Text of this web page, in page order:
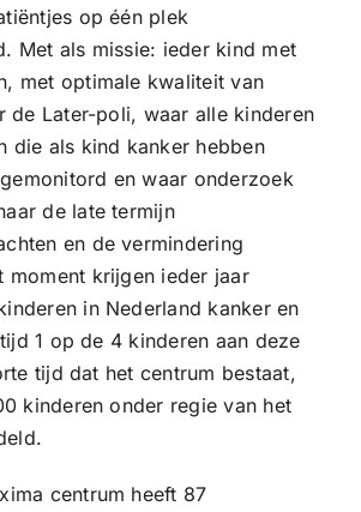
op één plek
Met als missie: ieder kind met
met optimale kwaliteit van
de Later-poli, waar alle kinderen
die als kind kanker hebben
en waar onderzoek
de late termijn
en de vermindering
moment krijgen ieder jaar
in Nederland kanker en
1 op de 4 kinderen aan deze
tijd dat het centrum bestaat,
kinderen onder regie van het
centrum heeft 87